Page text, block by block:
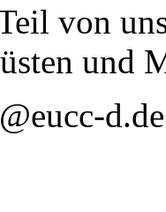
von
und
d.de